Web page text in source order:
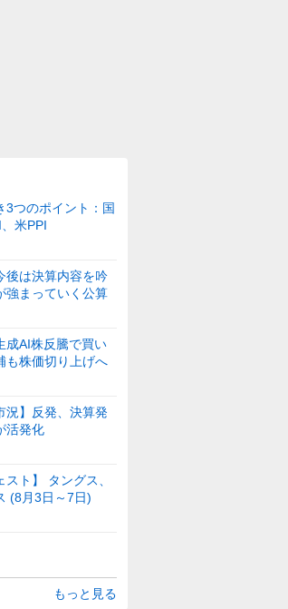
3つのポイント：国
米PPI
後は決算内容を吟
強まっていく公算
成AI株反騰で買い
も株価切り上げへ
況】反発、決算発
活発化
ト】 タングス、
(8月3日～7日)
もっと見る